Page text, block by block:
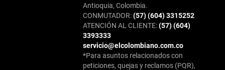
Antioquia, Colombia.
CONMUTADOR:(57) (604) 3315252
ATENCIÓN AL CLIENTE:(57) (604)
3393333
servicio@elcolombiano.com.co
*Para asuntos relacionados con
peticiones, quejas y reclamos (PQR),